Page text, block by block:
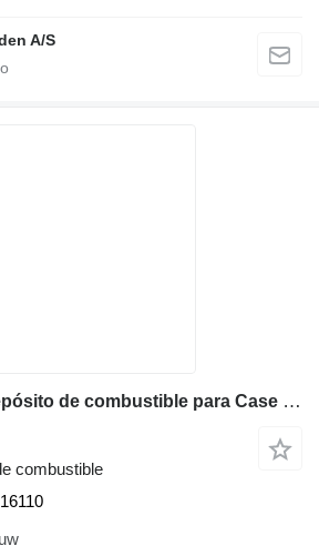
A/S
Case KBH16110 depósito de combustible para Case CX300C excavadora
combustible